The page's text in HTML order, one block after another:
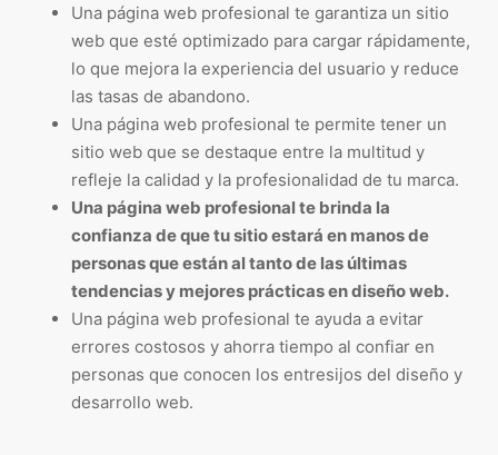
Una página web profesional te garantiza un sitio
web que esté optimizado para cargar rápidamente,
lo que mejora la experiencia del usuario y reduce
las tasas de abandono.
Una página web profesional te permite tener un
sitio web que se destaque entre la multitud y
refleje la calidad y la profesionalidad de tu marca.
Una página web profesional te brinda la
confianza de que tu sitio estará en manos de
personas que están al tanto de las últimas
tendencias y mejores prácticas en diseño web.
Una página web profesional te ayuda a evitar
errores costosos y ahorra tiempo al confiar en
personas que conocen los entresijos del diseño y
desarrollo web.